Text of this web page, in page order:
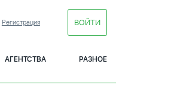
Регистрация ВОЙТИ
АГЕНТСТВА РАЗНОЕ